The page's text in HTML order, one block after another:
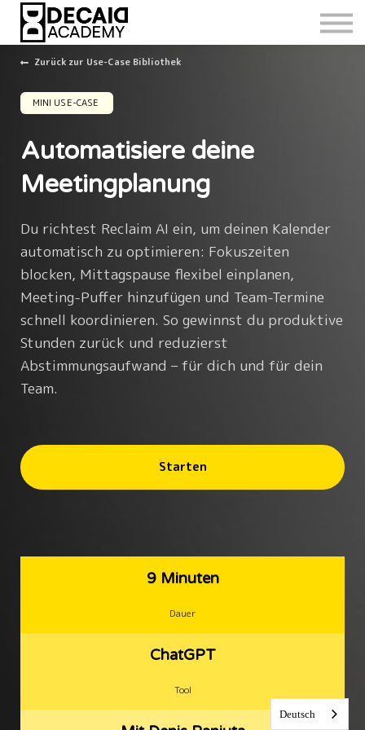
Zurück zur Use-Case Bibliothek
MINI USE-CASE
Automatisiere deine
Meetingplanung
Du richtest Reclaim AI ein, um deinen Kalender
automatisch zu optimieren: Fokuszeiten
blocken, Mittagspause flexibel einplanen,
Meeting-Puffer hinzufügen und Team-Termine
schnell koordinieren. So gewinnst du produktive
Stunden zurück und reduzierst
Abstimmungsaufwand – für dich und für dein
Team.
Starten
9 Minuten
Dauer
ChatGPT
Tool
Deutsch